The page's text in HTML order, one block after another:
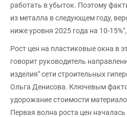
работать в убыток. Поэтому
из металла в следующем году,
ниже уровня 2025 года на 10-
Рост цен на пластиковые окна в
говорит руководитель
изделия" сети строительных
Ольга Денисова. Ключевым
удорожание стоимости
Первая волна роста цен